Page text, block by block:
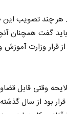
استادمعلم‌ها. هر چند
گفت همچنان
قرار وزارت
وقتی قابل
بود از سال